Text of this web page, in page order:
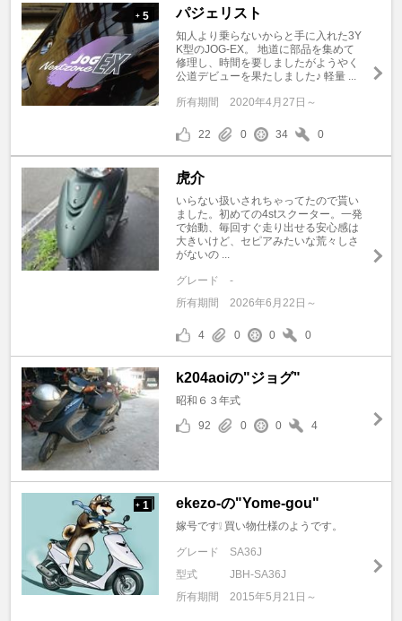
+ 5 パジェリスト
知人より乗らないからと手に入れた3Y
K型のJOG-EX。 地道に部品を集めて
修理し、時間を要しましたがようやく
公道デビューを果たしました♪ 軽量 ...
所有期間 2020年4月27日～
22 0 34 0
虎介
いらない扱いされちゃってたので貰い
ました。初めての4stスクーター。一発
で始動、毎回すぐ走り出せる安心感は
大きいけど、セピアみたいな荒々しさ
がないの ...
グレード
-
所有期間
2026年6月22日～
4 0 0 0
k204aoiの"ジョグ"
昭和６３年式
92
0 0 4
+ 1 ekezo-の"Yome-gou"
嫁号です❕ 買い物仕様のようです。
グレード
SA36J
型式
JBH-SA36J
所有期間
2015年5月21日～